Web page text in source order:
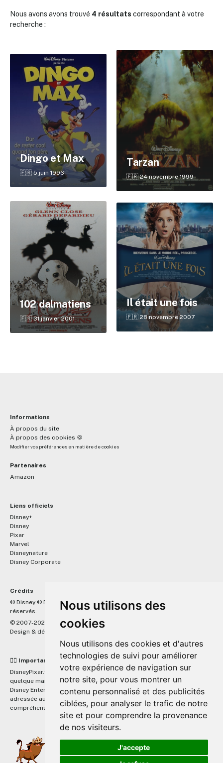
Nous utilisons des
cookies
Nous utilisons des cookies et d'autres
technologies de suivi pour améliorer
votre expérience de navigation sur
notre site, pour vous montrer un
contenu personnalisé et des publicités
ciblées, pour analyser le trafic de notre
site et pour comprendre la provenance
de nos visiteurs.
J'accepte
Nous avons avons trouvé 4 résultats correspondant à votre
recherche :
Dingo et Max
🇫🇷 5 juin 1996
Tarzan
🇫🇷 24 novembre 1999
102 dalmatiens
🇫🇷 31 janvier 2001
Il était une fois
🇫🇷 28 novembre 2007
Informations
À propos du site
À propos des cookies 🍪
Modifier vos préférences en matière de cookies
Partenaires
Amazon
Liens officiels
Disney+
Disney
Pixar
Marvel
Disneynature
Disney Corporate
Crédits
© Disney © Disney/Pixar © &
Lucasfilm LTD © Marvel. Tous droits
réservés.
© 2007-2026 DisneyPixar.fr
Design & développement :
☝🏼 Important
DisneyPixar.fr est un site indépendant et n'est en aucun cas lié de
quelque manière que ce soit avec The Walt Disney Company, Pixar,
Disney Enterprises, Inc ou leurs dérivés ou associés. Toute demande
adressée aux studios Disney ou Pixar sera ignorée. Merci de votre
compréhension.
✕